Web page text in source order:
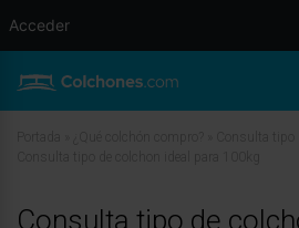
Consulta tipo de
Acceder